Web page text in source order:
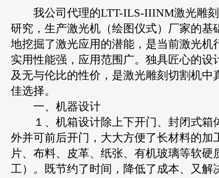
我公司代理的LTT-ILS-IIINM激光雕刻
研究，生产激光机（绘图仪式）厂家的基
地挖掘了激光应用的潜能，是当前激光机
实用性能强，应用范围广。独具匠心的设
及无与伦比的性价，是激光雕刻切割机中
佳选择。
一、机器设计
１、机箱设计除上下开门、封闭式箱
外并可前后开门，大大方便了长材料的加
片、布料、皮革、纸张、有机玻璃等软硬
工）。既节约了时间，降低了成本、又解